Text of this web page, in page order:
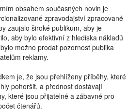
obsahem současných novin je
zpravodajství zpracované
zaujalo široké publikum, aby je
aby bylo efektivní z hlediska nákladů
možno prodat pozornost publika
reklamy.
je, že jsou přehlíženy příběhy, které
pohoršit, a přednost dostávají
které jsou přijatelné a zábavné pro
čtenářů.